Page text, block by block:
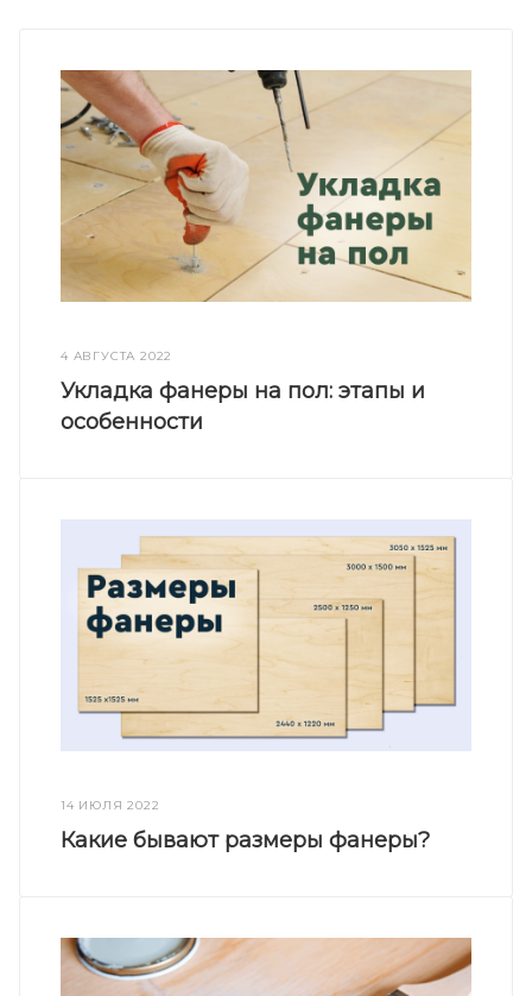
4 АВГУСТА 2022
Укладка фанеры на пол: этапы и
особенности
14 ИЮЛЯ 2022
Какие бывают размеры фанеры?